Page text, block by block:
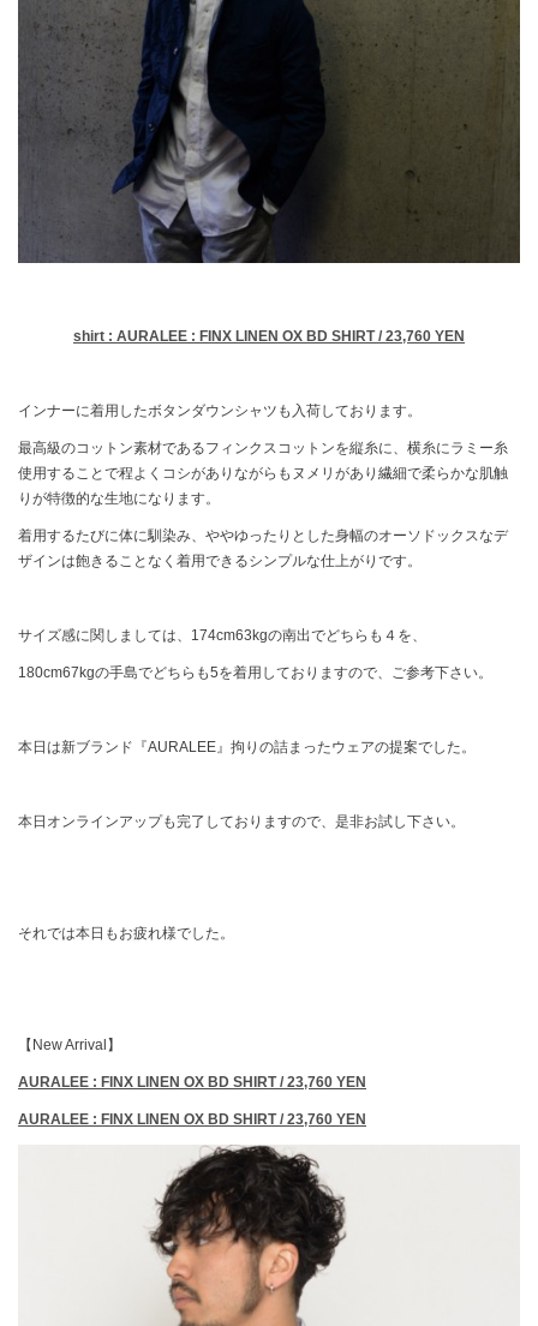
shirt : AURALEE : FINX LINEN OX BD SHIRT / 23,760 YEN
インナーに着用したボタンダウンシャツも入荷しております。
最高級のコットン素材であるフィンクスコットンを縦糸に、横糸にラミー糸
使用することで程よくコシがありながらもヌメリがあり繊細で柔らかな肌触
りが特徴的な生地になります。
着用するたびに体に馴染み、ややゆったりとした身幅のオーソドックスなデ
ザインは飽きることなく着用できるシンプルな仕上がりです。
サイズ感に関しましては、174cm63kgの南出でどちらも４を、
180cm67kgの手島でどちらも5を着用しておりますので、ご参考下さい。
本日は新ブランド『AURALEE』拘りの詰まったウェアの提案でした。
本日オンラインアップも完了しておりますので、是非お試し下さい。
それでは本日もお疲れ様でした。
【New Arrival】
AURALEE : FINX LINEN OX BD SHIRT / 23,760 YEN
AURALEE : FINX LINEN OX BD SHIRT / 23,760 YEN